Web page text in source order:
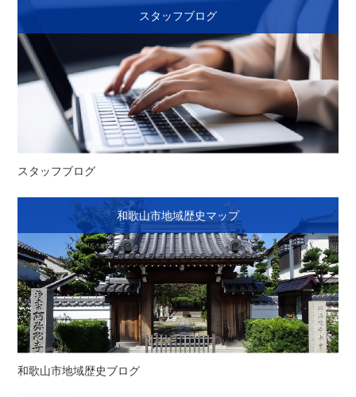
スタッフブログ
スタッフブログ
和歌山市地域歴史マップ
和歌山市地域歴史ブログ